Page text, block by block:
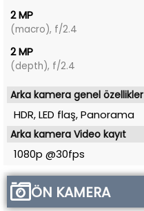
2 MP
(macro), f/2.4
2 MP
(depth), f/2.4
Arka kamera genel özellikler
HDR, LED flaş, Panorama
Arka kamera Video kayıt
1080p @30fps
ÖN KAMERA